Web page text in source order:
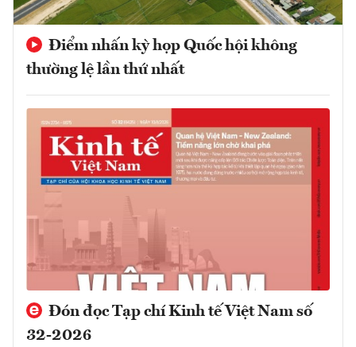
Điểm nhấn kỳ họp Quốc hội không
thường lệ lần thứ nhất
Đón đọc Tạp chí Kinh tế Việt Nam số
32-2026